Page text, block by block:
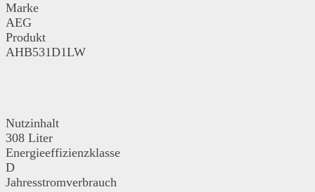
Marke
AEG
Produkt
AHB531D1LW
Nutzinhalt
308 Liter
Energieeffizienzklasse
D
Jahresstromverbrauch